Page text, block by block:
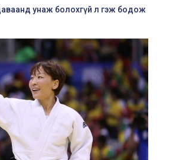
унаж болохгүй л гэж бодож